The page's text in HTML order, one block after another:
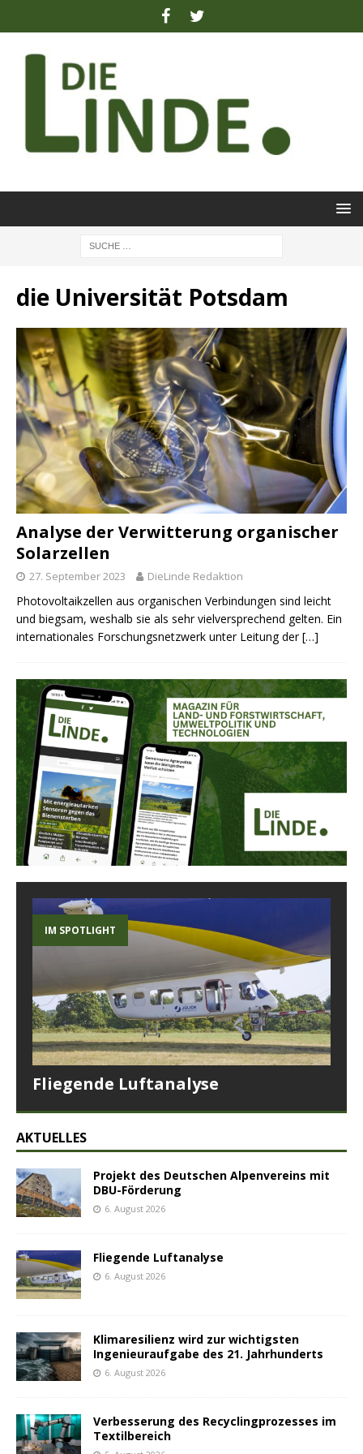
die Universität Potsdam
Analyse der Verwitterung organischer
Solarzellen
27. September 2023 DieLinde Redaktion
Photovoltaikzellen aus organischen Verbindungen sind leicht
und biegsam, weshalb sie als sehr vielversprechend gelten. Ein
internationales Forschungsnetzwerk unter Leitung der[…]
IM SPOTLIGHT
Fliegende Luftanalyse
AKTUELLES
Projekt des Deutschen Alpenvereins mit
DBU-Förderung
6. August 2026
Fliegende Luftanalyse
6. August 2026
Klimaresilienz wird zur wichtigsten
Ingenieuraufgabe des 21. Jahrhunderts
6. August 2026
Verbesserung des Recyclingprozesses im
Textilbereich